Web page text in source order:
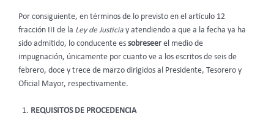
Por consiguiente, en términos de lo previsto en el artículo 12
fracción III de la Ley de Justicia y atendiendo a que a la fecha ya ha
sido admitido, lo conducente es sobreseerel medio de
impugnación, únicamente por cuanto ve a los escritos de seis de
febrero, doce y trece de marzo dirigidos al Presidente, Tesorero y
Oficial Mayor, respectivamente.
REQUISITOS DE PROCEDENCIA